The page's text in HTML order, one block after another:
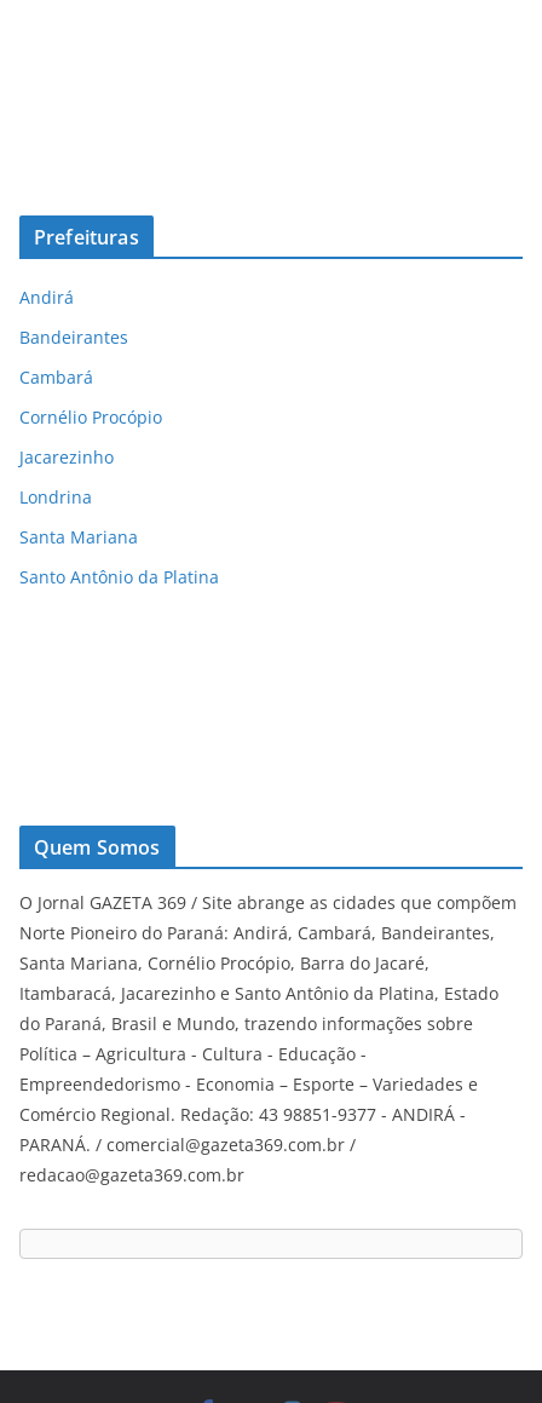
Prefeituras
Andirá
Bandeirantes
Cambará
Cornélio Procópio
Jacarezinho
Londrina
Santa Mariana
Santo Antônio da Platina
Quem Somos
O Jornal GAZETA 369 / Site abrange as cidades que compõem
Norte Pioneiro do Paraná: Andirá, Cambará, Bandeirantes,
Santa Mariana, Cornélio Procópio, Barra do Jacaré,
Itambaracá, Jacarezinho e Santo Antônio da Platina, Estado
do Paraná, Brasil e Mundo, trazendo informações sobre
Política – Agricultura - Cultura - Educação -
Empreendedorismo - Economia – Esporte – Variedades e
Comércio Regional. Redação: 43 98851-9377 - ANDIRÁ -
PARANÁ. / comercial@gazeta369.com.br /
redacao@gazeta369.com.br